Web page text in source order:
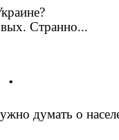
Странно...
.
думать о